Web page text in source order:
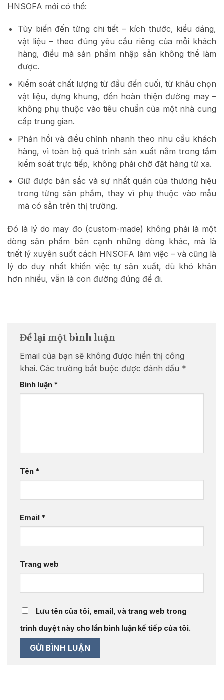
HNSOFA mới có thể:
Tùy biến đến từng chi tiết – kích thước, kiểu dáng,
vật liệu – theo đúng yêu cầu riêng của mỗi khách
hàng, điều mà sản phẩm nhập sẵn không thể làm
được.
Kiểm soát chất lượng từ đầu đến cuối, từ khâu chọn
vật liệu, dựng khung, đến hoàn thiện đường may –
không phụ thuộc vào tiêu chuẩn của một nhà cung
cấp trung gian.
Phản hồi và điều chỉnh nhanh theo nhu cầu khách
hàng, vì toàn bộ quá trình sản xuất nằm trong tầm
kiểm soát trực tiếp, không phải chờ đặt hàng từ xa.
Giữ được bản sắc và sự nhất quán của thương hiệu
trong từng sản phẩm, thay vì phụ thuộc vào mẫu
mã có sẵn trên thị trường.
Đó là lý do may đo (custom-made) không phải là một
dòng sản phẩm bên cạnh những dòng khác, mà là
triết lý xuyên suốt cách HNSOFA làm việc – và cũng là
lý do duy nhất khiến việc tự sản xuất, dù khó khăn
hơn nhiều, vẫn là con đường đúng để đi.
Để lại một bình luận
Email của bạn sẽ không được hiển thị công
khai. Các trường bắt buộc được đánh dấu *
Bình luận *
Tên *
Email *
Trang web
Lưu tên của tôi, email, và trang web trong
trình duyệt này cho lần bình luận kế tiếp của tôi.